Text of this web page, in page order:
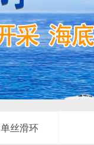
单丝滑环